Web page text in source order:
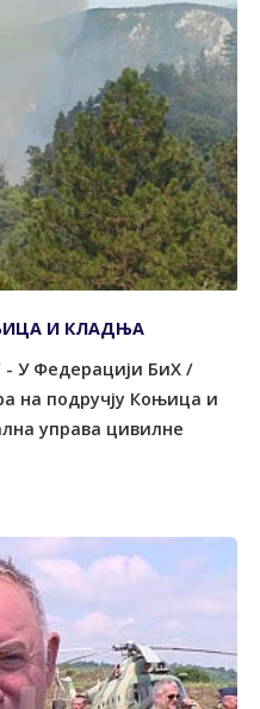
И КЛАДЊА
- У Федерацији БиХ /
на подручју Коњица и
управа цивилне